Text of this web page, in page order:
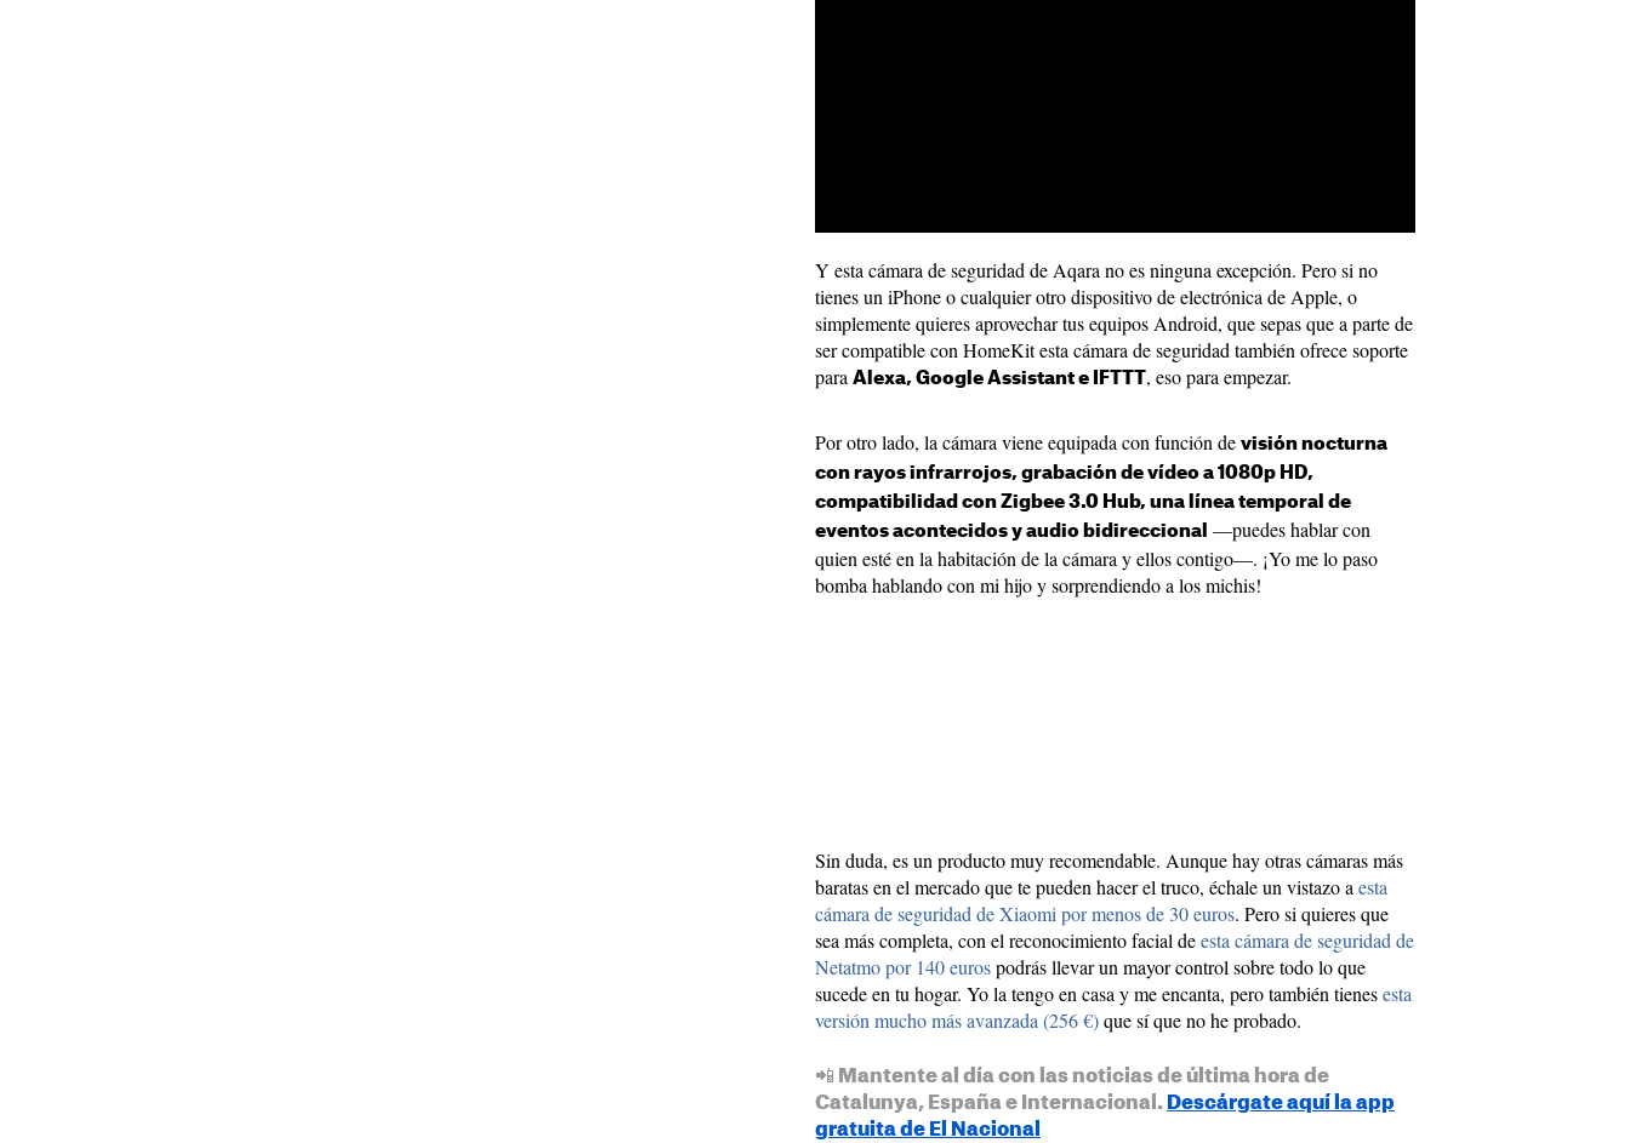
Y esta cámara de seguridad de Aqara no es ninguna excepción. Pero si no
tienes un iPhone o cualquier otro dispositivo de electrónica de Apple, o
simplemente quieres aprovechar tus equipos Android, que sepas que a parte de
ser compatible con HomeKit esta cámara de seguridad también ofrece soporte
para Alexa, Google Assistant e IFTTT , eso para empezar.
Por otro lado, la cámara viene equipada con función de visión nocturna
con rayos infrarrojos, grabación de vídeo a 1080p HD,
compatibilidad con Zigbee 3.0 Hub, una línea temporal de
eventos acontecidos y audio bidireccional —puedes hablar con
quien esté en la habitación de la cámara y ellos contigo—. ¡Yo me lo paso
bomba hablando con mi hijo y sorprendiendo a los michis!
Sin duda, es un producto muy recomendable. Aunque hay otras cámaras más
baratas en el mercado que te pueden hacer el truco, échale un vistazo aesta
cámara de seguridad de Xiaomi por menos de 30 euros. Pero si quieres que
sea más completa, con el reconocimiento facial deesta cámara de seguridad de
Netatmo por 140 eurospodrás llevar un mayor control sobre todo lo que
sucede en tu hogar. Yo la tengo en casa y me encanta, pero también tienesesta
versión mucho más avanzada (256 €)que sí que no he probado.
📲 Mantente al día con las noticias de última hora de
Catalunya, España e Internacional. Descárgate aquí la app
gratuita de El Nacional